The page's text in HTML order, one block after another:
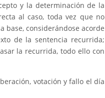
y la determinación de la
al caso, toda vez que no
base, considerándose acorde
de la sentencia recurrida;
la recurrida, todo ello con
votación y fallo el día